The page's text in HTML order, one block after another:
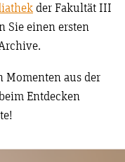
der Fakultät III
Sie einen ersten
Momenten aus der
Entdecken